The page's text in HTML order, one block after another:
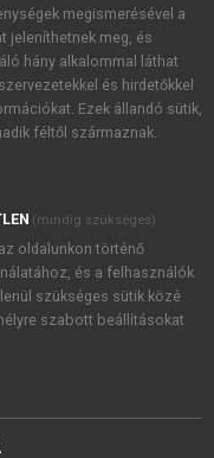
akcióiról.
újdonságairól,
tudomásul
a szotar.netés a
foglaltakat
megismerésével a
jeleníthetnek meg, és
hány alkalommal láthat
és hirdetőkkel
Ezek állandó sütik,
féltől származnak.
(mindig szükséges)
oldalunkon történő
és a felhasználók
szükséges sütik közé
szabott beállításokat